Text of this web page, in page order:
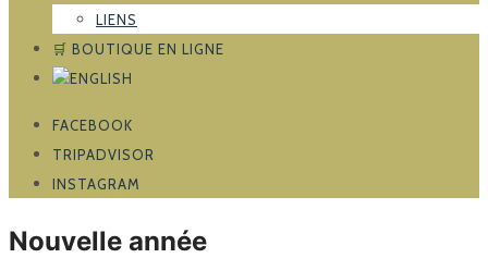
LIENS
🛒 BOUTIQUE EN LIGNE
FACEBOOK
TRIPADVISOR
INSTAGRAM
Nouvelle année